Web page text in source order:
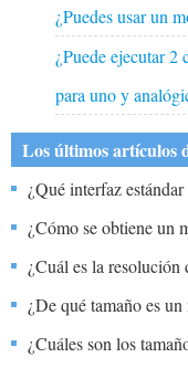
¿Puedes usar un
¿Puede ejecutar
para uno y
Los últimos artículos
¿Qué interfaz
datos más alta?
¿Cómo se obtiene un
trabajar con un IBM
¿Cuál es la resolución
¿De qué tamaño es
¿Cuáles son los